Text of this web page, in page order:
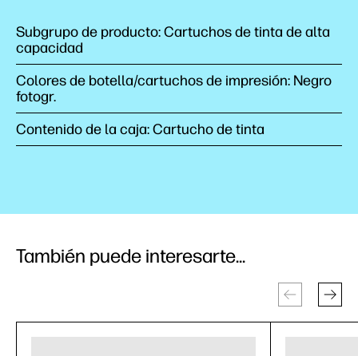
Subgrupo de producto: Cartuchos de tinta de alta
capacidad
Colores de botella/cartuchos de impresión: Negro
fotogr.
Contenido de la caja: Cartucho de tinta
También puede interesarte...